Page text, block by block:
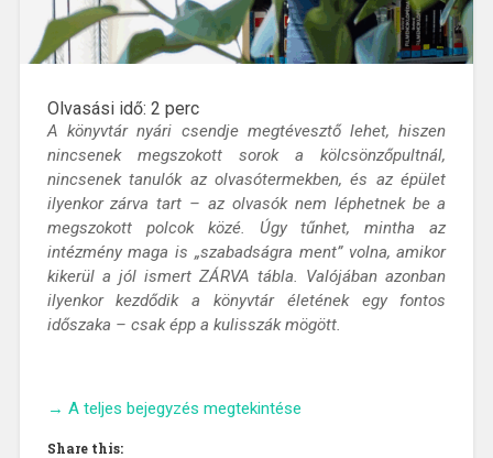
Olvasási idő: 2 perc
A könyvtár nyári csendje megtévesztő lehet, hiszen
nincsenek megszokott sorok a kölcsönzőpultnál,
nincsenek tanulók az olvasótermekben, és az épület
ilyenkor zárva tart – az olvasók nem léphetnek be a
megszokott polcok közé. Úgy tűnhet, mintha az
intézmény maga is „szabadságra ment” volna, amikor
kikerül a jól ismert ZÁRVA tábla. Valójában azonban
ilyenkor kezdődik a könyvtár életének egy fontos
időszaka – csak épp a kulisszák mögött.
„Mi
→ A teljes bejegyzés megtekintése
Share this: